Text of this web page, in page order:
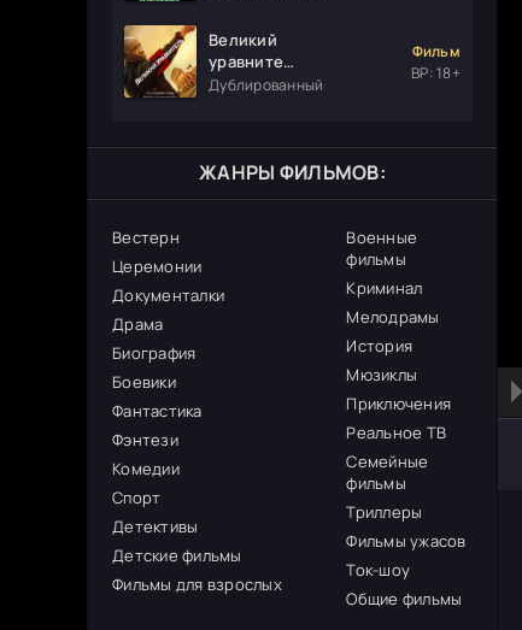
Великий
уравнитель
3
Дублированный
Фильм
ВР: 18+
ЖАНРЫ ФИЛЬМОВ:
Вестерн
Церемонии
Документалки
Драма
Биография
Боевики
Фантастика
Фэнтези
Комедии
Спорт
Детективы
Детские фильмы
Фильмы для взрослых
Военные
фильмы
Криминал
Мелодрамы
История
Мюзиклы
Приключения
Реальное ТВ
Семейные
фильмы
Триллеры
Фильмы ужасов
Ток-шоу
Общие фильмы